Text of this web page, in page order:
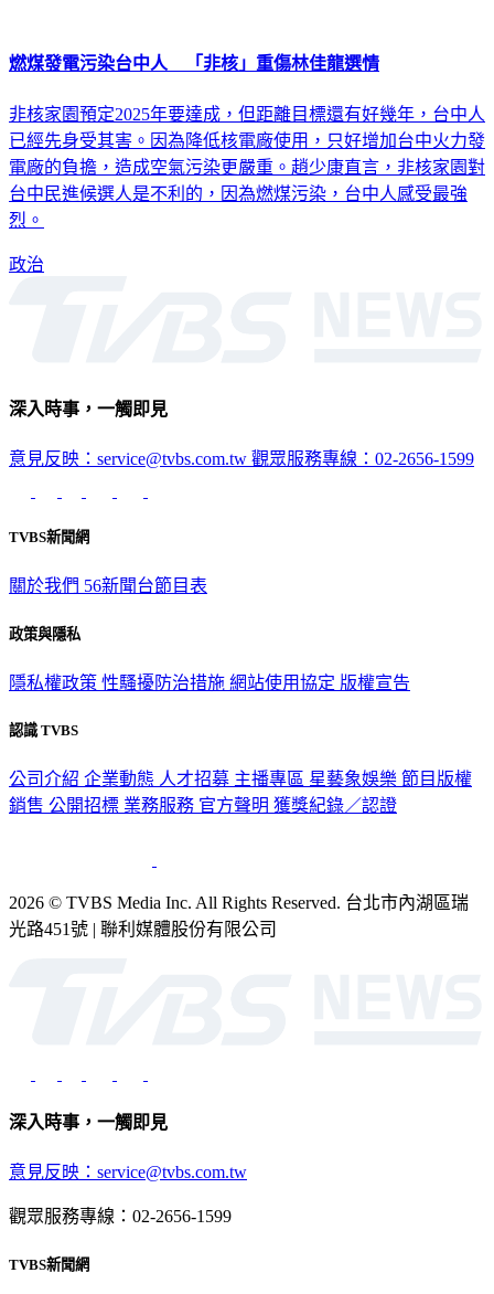
燃煤發電污染台中人 「非核」重傷林佳龍選情
非核家園預定2025年要達成，但距離目標還有好幾年，台中人
已經先身受其害。因為降低核電廠使用，只好增加台中火力發
電廠的負擔，造成空氣污染更嚴重。趙少康直言，非核家園對
台中民進候選人是不利的，因為燃煤污染，台中人感受最強
烈。
政治
深入時事，一觸即見
意見反映：service@tvbs.com.tw 觀眾服務專線：02-2656-1599
TVBS新聞網
關於我們 56新聞台節目表
政策與隱私
隱私權政策 性騷擾防治措施 網站使用協定 版權宣告
認識 TVBS
公司介紹 企業動態 人才招募 主播專區 星藝象娛樂 節目版權
銷售 公開招標 業務服務 官方聲明 獲獎紀錄／認證
2026 © TVBS Media Inc. All Rights Reserved. 台北市內湖區瑞
光路451號 | 聯利媒體股份有限公司
深入時事，一觸即見
意見反映：service@tvbs.com.tw
觀眾服務專線：02-2656-1599
TVBS新聞網